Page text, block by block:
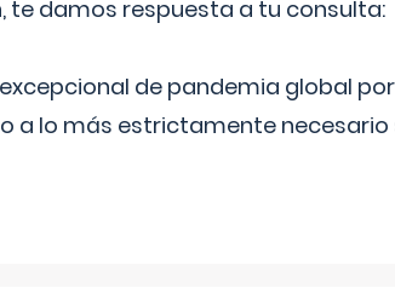
te damos respuesta a tu consulta:
de pandemia global
a lo más estrictamente